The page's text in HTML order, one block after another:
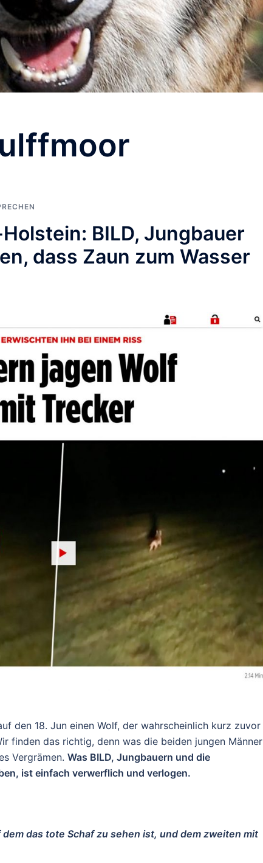
BILD, Jungbauer
dass Zaun zum Wasser
den 18. Jun einen Wolf, der wahrscheinlich kurz zuvor
finden das richtig, denn was die beiden jungen Männer
Vergrämen. Was BILD, Jungbauern und die
ist einfach verwerflich und verlogen.
das tote Schaf zu sehen ist, und dem zweiten mit